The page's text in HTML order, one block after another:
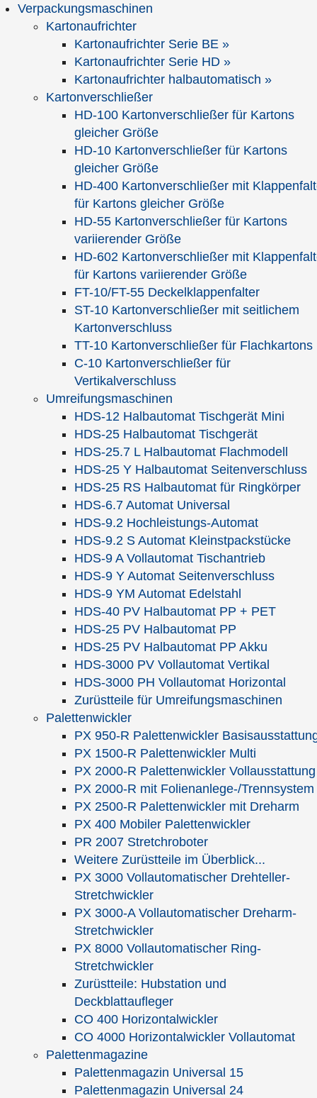
Verpackungsmaschinen
Kartonaufrichter
Kartonaufrichter Serie BE »
Kartonaufrichter Serie HD »
Kartonaufrichter halbautomatisch »
Kartonverschließer
HD-100 Kartonverschließer für Kartons
gleicher Größe
HD-10 Kartonverschließer für Kartons
gleicher Größe
HD-400 Kartonverschließer mit
für Kartons gleicher Größe
HD-55 Kartonverschließer für Kartons
variierender Größe
HD-602 Kartonverschließer mit
für Kartons variierender Größe
FT-10/FT-55 Deckelklappenfalter
ST-10 Kartonverschließer mit seitlichem
Kartonverschluss
TT-10 Kartonverschließer für Flachkartons
C-10 Kartonverschließer für
Vertikalverschluss
Umreifungsmaschinen
HDS-12 Halbautomat Tischgerät Mini
HDS-25 Halbautomat Tischgerät
HDS-25.7 L Halbautomat Flachmodell
HDS-25 Y Halbautomat Seitenverschluss
HDS-25 RS Halbautomat für Ringkörper
HDS-6.7 Automat Universal
HDS-9.2 Hochleistungs-Automat
HDS-9.2 S Automat Kleinstpackstücke
HDS-9 A Vollautomat Tischantrieb
HDS-9 Y Automat Seitenverschluss
HDS-9 YM Automat Edelstahl
HDS-40 PV Halbautomat PP + PET
HDS-25 PV Halbautomat PP
HDS-25 PV Halbautomat PP Akku
HDS-3000 PV Vollautomat Vertikal
HDS-3000 PH Vollautomat Horizontal
Zurüstteile für Umreifungsmaschinen
Palettenwickler
PX 950-R Palettenwickler
PX 1500-R Palettenwickler Multi
PX 2000-R Palettenwickler Vollausstattung
PX 2000-R mit Folienanlege-/Trennsystem
PX 2500-R Palettenwickler mit Dreharm
PX 400 Mobiler Palettenwickler
PR 2007 Stretchroboter
Weitere Zurüstteile im Überblick...
PX 3000 Vollautomatischer Drehteller-
Stretchwickler
PX 3000-A Vollautomatischer Dreharm-
Stretchwickler
PX 8000 Vollautomatischer Ring-
Stretchwickler
Zurüstteile: Hubstation und
Deckblattaufleger
CO 400 Horizontalwickler
CO 4000 Horizontalwickler Vollautomat
Palettenmagazine
Palettenmagazin Universal 15
Palettenmagazin Universal 24
Mediathek
Palettenwechsler / Palettenstapler
Datenschutzeinstellungen
Youtube-Videos immer zulassen
» zur Produktseite Palettenwechsler /
Palettenstapler
In unserer Mediathek befinden sich92 Videos
unterteilt nach Kategorien. Bitte wählen Sie aus
einer der folgenden Kategorien aus:
Kategorie auswählen
Weitere Videos zu
Palettenmagazine
Palettenmagazin 15
Universal
Palettenmagazin 24
Universal
Palettenmagazin 16 Flex Palettenmagazin 25 Flex
Palettenmagazin LONG 15
Rollwagen